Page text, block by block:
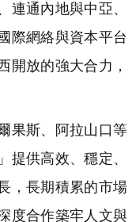
通內地與中亞、
際網絡與資本平台
開放的強大合力，
果斯、阿拉山口等
供高效、穩定、
，長期積累的市場
度合作築牢人文與